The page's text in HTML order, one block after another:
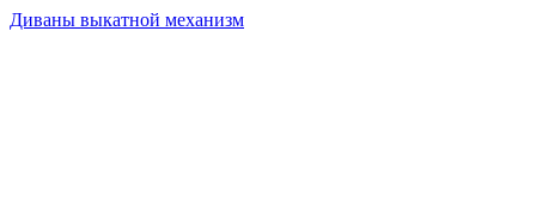
Диваны выкатной механизм